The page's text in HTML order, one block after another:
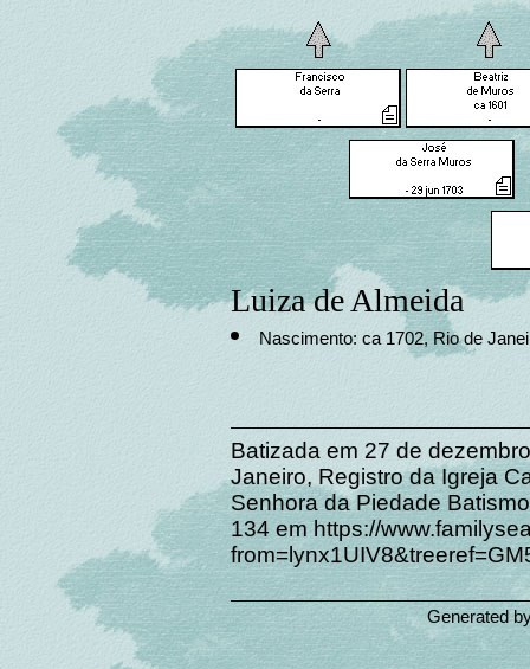
Luiza de Almeida
Nascimento: ca 1702, Rio de
Batizada em 27 de
Janeiro, Registro da Igreja
Senhora da Piedade
134 em https://
Generated